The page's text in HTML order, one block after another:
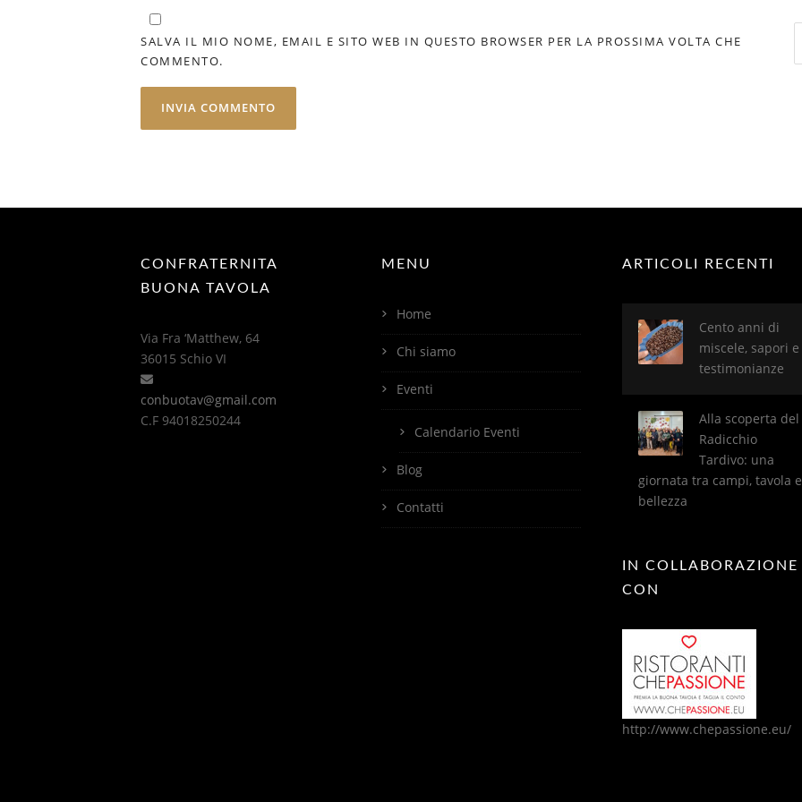
SALVA IL MIO NOME, EMAIL E SITO WEB IN QUESTO BROWSER PER LA PROSSIMA VOLTA CHE
COMMENTO.
CONFRATERNITA
BUONA TAVOLA
Via Fra ‘Matthew, 64
36015 Schio VI
conbuotav@gmail.com
C.F 94018250244
MENU
Home
Chi siamo
Eventi
Calendario Eventi
Blog
Contatti
ARTICOLI RECENTI
Cento anni di
miscele, sapori e
testimonianze
Alla scoperta del
Radicchio
Tardivo: una
giornata tra campi, tavola e
bellezza
IN COLLABORAZIONE
CON
http://www.chepassione.eu/